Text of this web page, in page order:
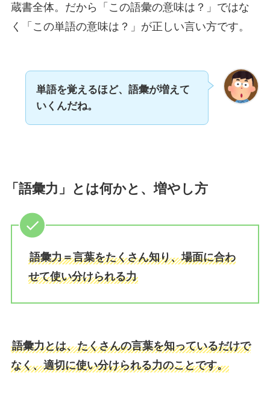
蔵書全体。だから「この語彙の意味は？」ではな
く「この単語の意味は？」が正しい言い方です。
単語を覚えるほど、語彙が増えて
いくんだね。
「語彙力」とは何かと、増やし方
語彙力＝言葉をたくさん知り、場面に合わ
せて使い分けられる力
語彙力とは、たくさんの言葉を知っているだけで
なく、適切に使い分けられる力のことです。